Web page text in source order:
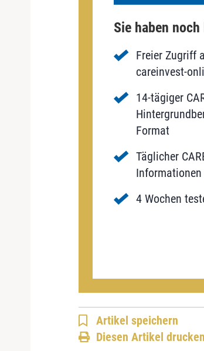
Sie haben noch
Freier Zugriff
careinvest-
14-tägiger
Format
Täglicher
4 Wochen
Artikel speichern
Diesen Artikel drucken